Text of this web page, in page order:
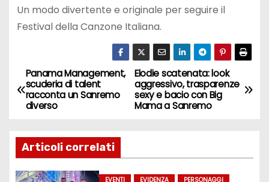
Un modo divertente e originale per seguire il
Festival della Canzone Italiana.
N
a
i
Elodie scatenata: look
aggressivo, trasparenze
sexy e bacio con Big
Mama a Sanremo
Panama Management,
scuderia di talent
racconta un Sanremo
diverso
Articoli correlati
EVENTI EVIDENZA
PERSONAGGI